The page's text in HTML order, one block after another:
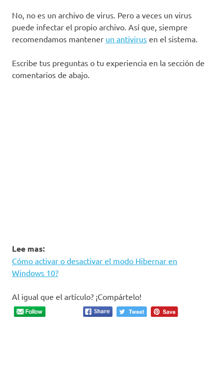
No, no es un archivo de virus. Pero a veces un virus
puede infectar el propio archivo. Así que, siempre
recomendamos mantener un antivirus en el sistema.
Escribe tus preguntas o tu experiencia en la sección de
comentarios de abajo.
Lee mas:
Cómo activar o desactivar el modo Hibernar en
Windows 10?
Al igual que el artículo? ¡Compártelo!